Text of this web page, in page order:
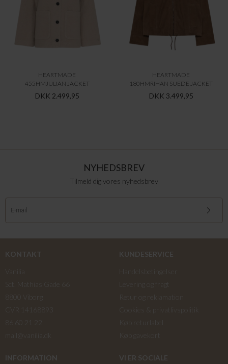
HEARTMADE
455HMJULIAN JACKET
DKK 2.499,95
HEARTMADE
180HMRIHAN SUEDE JACKET
DKK 3.499,95
NYHEDSBREV
Tilmeld dig vores nyhedsbrev
KONTAKT
KUNDESERVICE
INFORMATION VI ER SOCIALE